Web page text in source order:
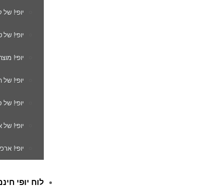
יופי!
יופי! של
יופי!
יופי!
יופי!
יופי! של
יופי!
לוח יופי